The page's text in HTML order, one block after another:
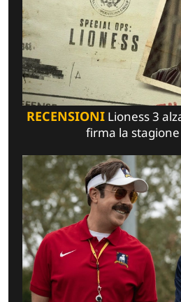
RECENSIONILioness 3
firma la